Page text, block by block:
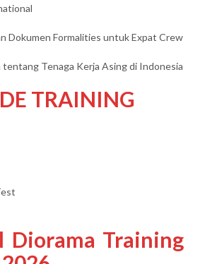
Dokumen Formalities untuk Expat Crew
Tenaga Kerja Asing di Indonesia
TRAINING
Diorama Training